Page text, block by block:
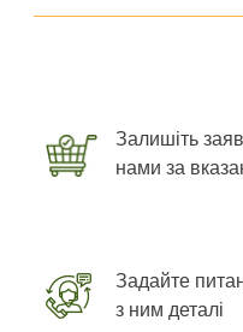
Залишіть
нами за
Задайте
з ним деталі